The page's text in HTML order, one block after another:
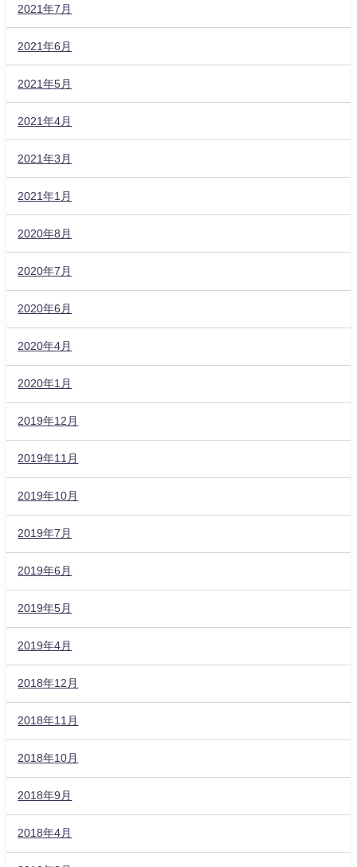
2021年7月
2021年6月
2021年5月
2021年4月
2021年3月
2021年1月
2020年8月
2020年7月
2020年6月
2020年4月
2020年1月
2019年12月
2019年11月
2019年10月
2019年7月
2019年6月
2019年5月
2019年4月
2018年12月
2018年11月
2018年10月
2018年9月
2018年4月